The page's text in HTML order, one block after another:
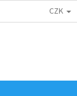
DO EU / CZK